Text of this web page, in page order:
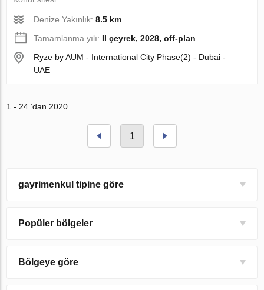
Denize Yakınlık:8.5 km
Tamamlanma yılı: II çeyrek, 2028, off-plan
Ryze by AUM - International City Phase(2) - Dubai -
UAE
1 - 24 ‘dan 2020
1
gayrimenkul tipine göre
Popüler bölgeler
Bölgeye göre